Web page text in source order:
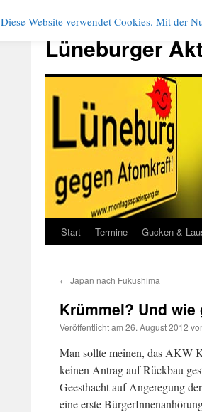
Zum
springen
Lüneburger
Start Termine Gucken &
← Japan nach Fukushima
Krümmel? Und
Veröffentlicht am 26. August 2012
Man sollte meinen, das AKW
keinen Antrag auf Rückbau
Geesthacht auf Angeregung
eine erste
Diese Website verwendet Cookies. Mit der